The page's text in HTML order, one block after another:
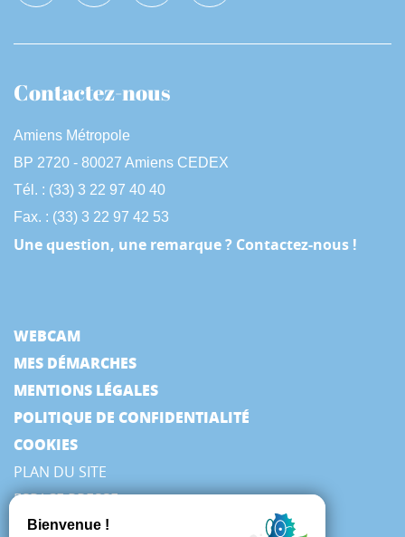
Contactez-nous
Amiens Métropole
BP 2720 - 80027 Amiens CEDEX
Tél. : (33) 3 22 97 40 40
Fax. : (33) 3 22 97 42 53
Une question, une remarque ? Contactez-nous !
WEBCAM
MES DÉMARCHES
MENTIONS LÉGALES
POLITIQUE DE CONFIDENTIALITÉ
COOKIES
PLAN DU SITE
ESPACE PRESSE